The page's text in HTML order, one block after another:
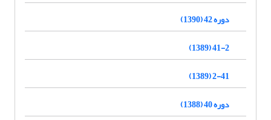
دوره 42 (1390)
41-2 (1389)
2-41 (1389)
دوره 40 (1388)